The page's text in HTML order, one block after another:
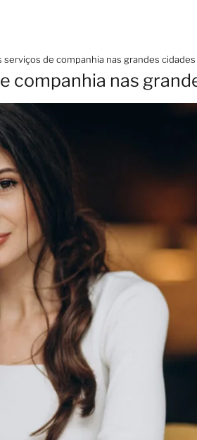
serviços de companhia nas grandes
companhia nas